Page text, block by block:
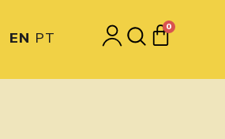
EN PT
0